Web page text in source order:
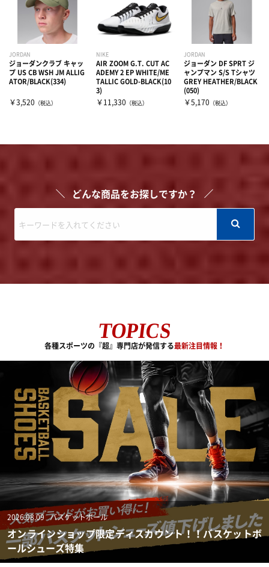
JORDAN
ジョーダンクラブ キャッ
プ US CB WSH JM ALLIG
ATOR/BLACK(334)
￥3,520 （税込）
NIKE
AIR ZOOM G.T. CUT AC
ADEMY 2 EP WHITE/ME
TALLIC GOLD-BLACK(10
3)
￥11,330 （税込）
JORDAN
ジョーダン DF SPRT ジ
ャンプマン S/S Tシャツ
GREY HEATHER/BLACK
(050)
￥5,170 （税込）
どんな商品をお探しですか？
TOPICS
各種スポーツの『超』専門店が発信する最新注目情報！
2026.08.09 バスケットボール
オンラインショップ限定ディスカウント！！バスケットボ
ールシューズ特集